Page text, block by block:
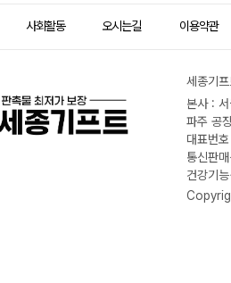
사회활동 오시는길 이용약관
세종기
본사 :
파주 공
대표번
통신판
건강기